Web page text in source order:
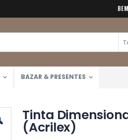
BAZAR & PRESENTES
Tinta
(Acrilex)